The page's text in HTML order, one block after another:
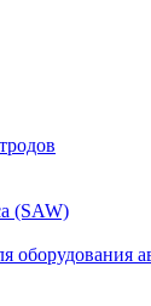
(SAW)
оборудования